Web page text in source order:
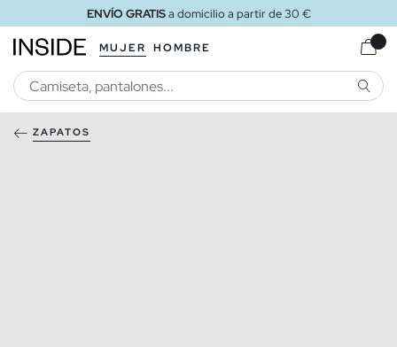
ENVÍO GRATISa domicilio a partir de 30 €
MUJER HOMBRE
ZAPATOS